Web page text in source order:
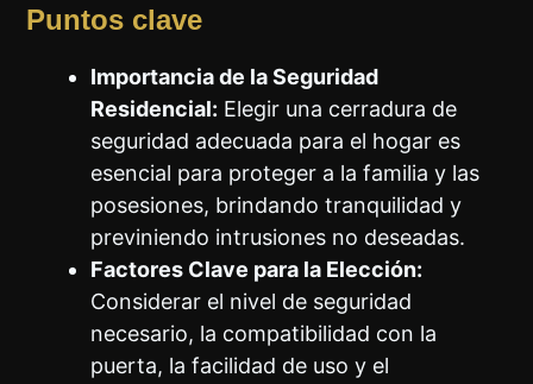
Puntos clave
Importancia de la Seguridad
Residencial: Elegir una cerradura de
seguridad adecuada para el hogar es
esencial para proteger a la familia y las
posesiones, brindando tranquilidad y
previniendo intrusiones no deseadas.
Factores Clave para la Elección:
Considerar el nivel de seguridad
necesario, la compatibilidad con la
puerta, la facilidad de uso y el